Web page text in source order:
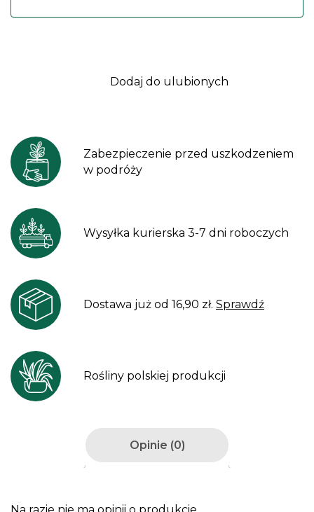
Dodaj do ulubionych
Zabezpieczenie przed uszkodzeniem
w podróży
Wysyłka kurierska 3-7 dni roboczych
Dostawa już od 16,90 zł. Sprawdź
Rośliny polskiej produkcji
Opinie (0)